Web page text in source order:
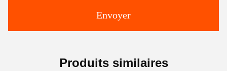
Envoyer
Produits similaires